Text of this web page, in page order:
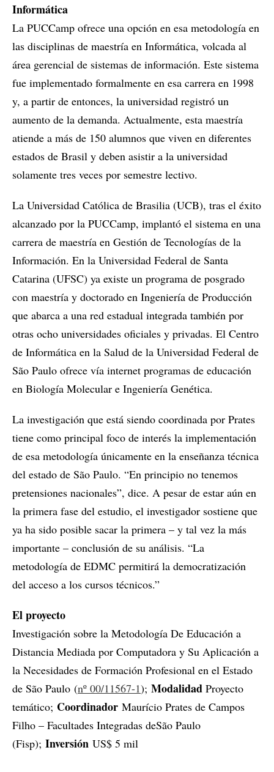
Informática
La PUCCamp ofrece una opción en esa metodología en
las disciplinas de maestría en Informática, volcada al
área gerencial de sistemas de información. Este sistema
fue implementado formalmente en esa carrera en 1998
y, a partir de entonces, la universidad registró un
aumento de la demanda. Actualmente, esta maestría
atiende a más de 150 alumnos que viven en diferentes
estados de Brasil y deben asistir a la universidad
solamente tres veces por semestre lectivo.
La Universidad Católica de Brasilia (UCB), tras el éxito
alcanzado por la PUCCamp, implantó el sistema en una
carrera de maestría en Gestión de Tecnologías de la
Información. En la Universidad Federal de Santa
Catarina (UFSC) ya existe un programa de posgrado
con maestría y doctorado en Ingeniería de Producción
que abarca a una red estadual integrada también por
otras ocho universidades oficiales y privadas. El Centro
de Informática en la Salud de la Universidad Federal de
São Paulo ofrece vía internet programas de educación
en Biología Molecular e Ingeniería Genética.
La investigación que está siendo coordinada por Prates
tiene como principal foco de interés la implementación
de esa metodología únicamente en la enseñanza técnica
del estado de São Paulo. “En principio no tenemos
pretensiones nacionales”, dice. A pesar de estar aún en
la primera fase del estudio, el investigador sostiene que
ya ha sido posible sacar la primera – y tal vez la más
importante – conclusión de su análisis. “La
metodología de EDMC permitirá la democratización
del acceso a los cursos técnicos.”
El proyecto
Investigación sobre la Metodología De Educación a
Distancia Mediada por Computadora y Su Aplicación a
la Necesidades de Formación Profesional en el Estado
de São Paulo (nº 00/11567-1); Modalidad Proyecto
temático; Coordinador Maurício Prates de Campos
Filho – Facultades Integradas deSão Paulo
(Fisp); Inversión US$ 5 mil